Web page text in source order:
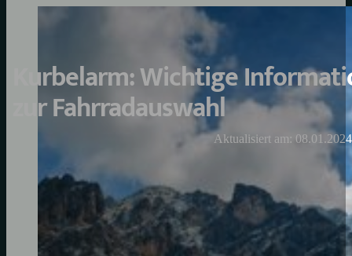
Kurbelarm: Wichtige
zur Fahrradauswahl
Aktualisiert am: 08.01.2024